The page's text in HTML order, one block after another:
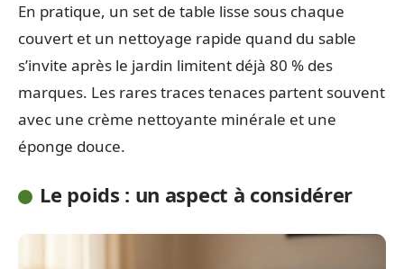
En pratique, un set de table lisse sous chaque
couvert et un nettoyage rapide quand du sable
s’invite après le jardin limitent déjà 80 % des
marques. Les rares traces tenaces partent souvent
avec une crème nettoyante minérale et une
éponge douce.
Le poids : un aspect à considérer